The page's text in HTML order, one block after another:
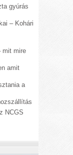
gyúrás
– Kohári
mit mire
amit
a
NCGS